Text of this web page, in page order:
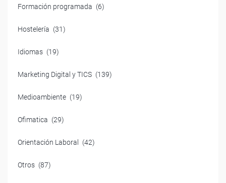
Formación programada (6)
Hostelería (31)
Idiomas (19)
Marketing Digital y TICS (139)
Medioambiente (19)
Ofimatica (29)
Orientación Laboral (42)
Otros (87)